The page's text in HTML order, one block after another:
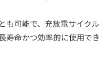
も可能で、充放電サイクル
寿命かつ効率的に使用でき